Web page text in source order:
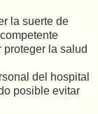
la suerte de
la salud
del hospital
posible evitar